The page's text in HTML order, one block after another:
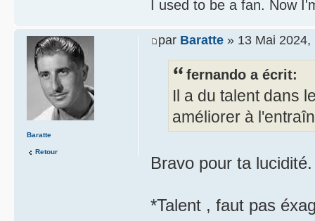
I used to be a fan. Now
par Baratte » 13 Mai 2024,
fernando a écrit:
Il a du talent dans
améliorer à
Bravo pour ta lucidité.
*Talent , faut pas
Baratte
Retour